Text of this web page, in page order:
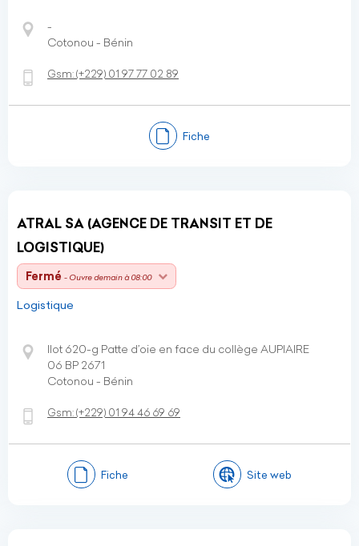
-
Cotonou - Bénin
Gsm:(+229) 01 97 77 02 89
Fiche
ATRAL SA (AGENCE DE TRANSIT ET DE
LOGISTIQUE)
Fermé - Ouvre demain à 08:00
Logistique
Ilot 620-g Patte d’oie en face du collège AUPIAIRE
06 BP 2671
Cotonou - Bénin
Gsm:(+229) 01 94 46 69 69
Fiche Site web